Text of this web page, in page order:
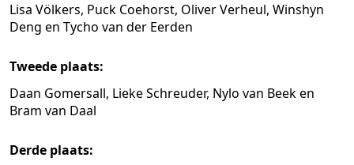
Lisa Völkers, Puck Coehorst, Oliver Verheul, Winshyn
Deng en Tycho van der Eerden
Tweede plaats:
Daan Gomersall, Lieke Schreuder, Nylo van Beek en
Bram van Daal
Derde plaats: